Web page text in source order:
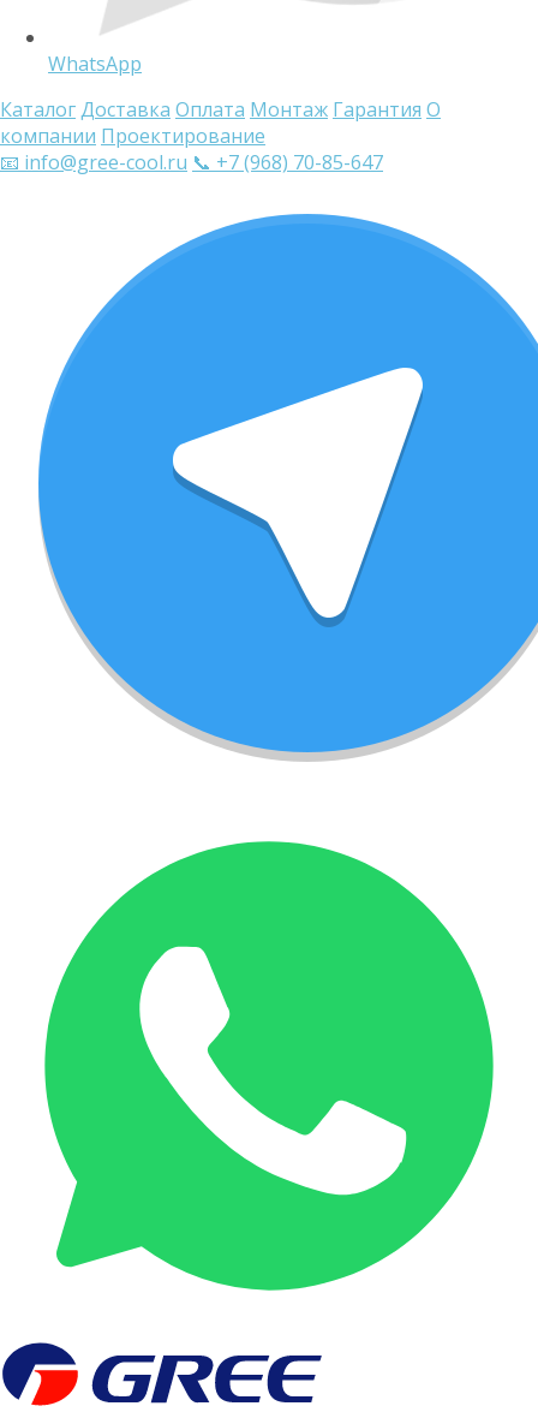
WhatsApp
КаталогДоставка Оплата Монтаж Гарантия О
компании Проектирование
📧 info@gree-cool.ru 📞 +7 (968) 70-85-647